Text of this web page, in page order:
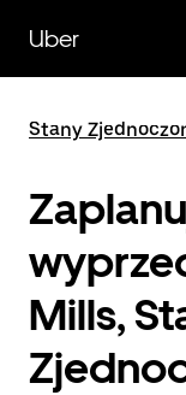
głównej
zawartości
Uber
Stany
Mills,